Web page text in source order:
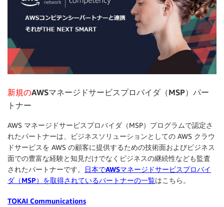
新規のAWSマネージドサービスプロバイダ（MSP）パー
トナー
AWS マネージドサービスプロバイダ（MSP）プログラムで認定さ
れたパートナーは、ビジネスソリューションとしての AWS クラウ
ドサービスを AWS の顧客に提供するための技術面およびビジネス
面での豊富な経験と知見だけでなくビジネスの継続性なども監査
されたパートナーです。
日本でAWSマネージドサービスプロバイ
ダ（MSP）を取得されているパートナーの一覧はこちら。
TOKAI Communications